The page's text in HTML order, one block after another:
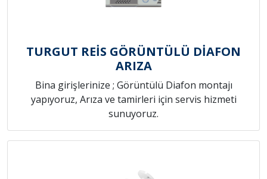
TURGUT REİS GÖRÜNTÜLÜ DİAFON
ARIZA
Bina girişlerinize ; Görüntülü Diafon montajı
yapıyoruz, Arıza ve tamirleri için servis hizmeti
sunuyoruz.